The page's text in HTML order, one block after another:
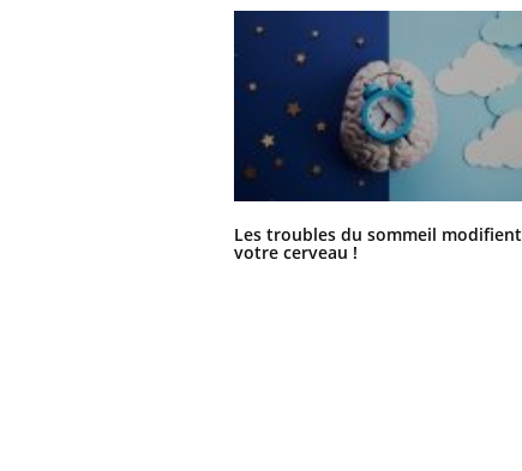
Les troubles du sommeil modifient
votre cerveau !